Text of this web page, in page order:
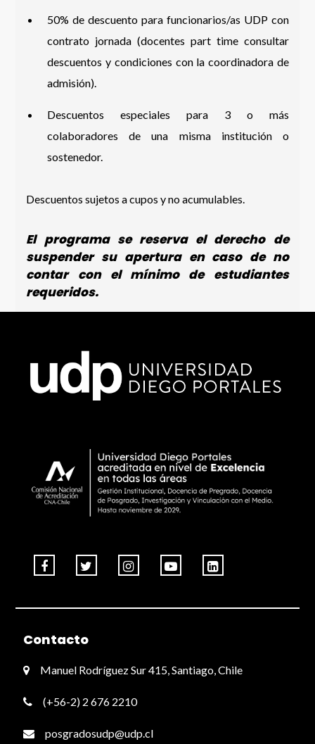
50% de descuento para funcionarios/as UDP con
contrato jornada (docentes part time consultar
descuentos y condiciones con la coordinadora de
admisión).
Descuentos especiales para 3 o más
colaboradores de una misma institución o
sostenedor.
Descuentos sujetos a cupos y no acumulables.
El programa se reserva el derecho de
suspender su apertura en caso de no
contar con el mínimo de estudiantes
requeridos.
Contacto
Manuel Rodríguez Sur 415, Santiago, Chile
(+56-2) 2 676 2210
posgradosudp@udp.cl